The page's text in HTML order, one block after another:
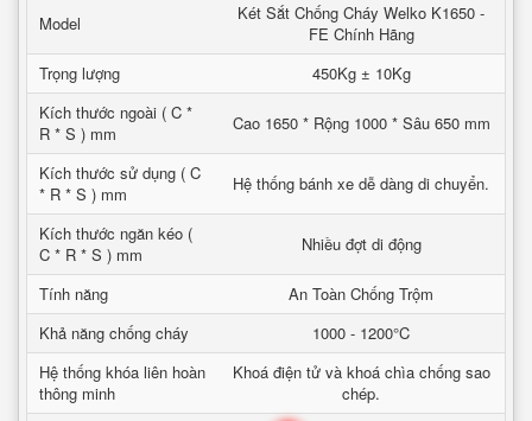
Model
Két Sắt Chống Cháy Welko K1650 -
FE Chính Hãng
Trọng lượng
450Kg ± 10Kg
Kích thước ngoài ( C *
R * S ) mm
Cao 1650 * Rộng 1000 * Sâu 650 mm
Kích thước sử dụng ( C
* R * S ) mm
Hệ thống bánh xe dễ dàng di chuyển.
Kích thước ngăn kéo (
C * R * S ) mm
Nhiều đợt di động
Tính năng
An Toàn Chống Trộm
Khả năng chống cháy
1000 - 1200°C
Hệ thống khóa liên hoàn
thông minh
Khoá điện tử và khoá chìa chống sao
chép.